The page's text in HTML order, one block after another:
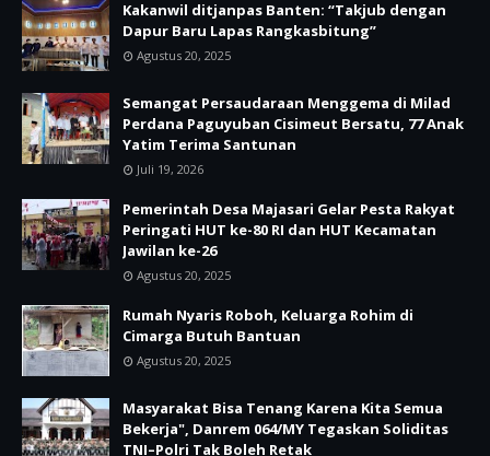
Kakanwil ditjanpas Banten: “Takjub dengan
Dapur Baru Lapas Rangkasbitung”
Agustus 20, 2025
Semangat Persaudaraan Menggema di Milad
Perdana Paguyuban Cisimeut Bersatu, 77 Anak
Yatim Terima Santunan
Juli 19, 2026
Pemerintah Desa Majasari Gelar Pesta Rakyat
Peringati HUT ke-80 RI dan HUT Kecamatan
Jawilan ke-26
Agustus 20, 2025
Rumah Nyaris Roboh, Keluarga Rohim di
Cimarga Butuh Bantuan
Agustus 20, 2025
Masyarakat Bisa Tenang Karena Kita Semua
Bekerja", Danrem 064/MY Tegaskan Soliditas
TNI–Polri Tak Boleh Retak